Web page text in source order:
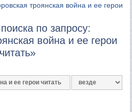
троянская война и ее герои
по запросу:
война и ее герои
читать»